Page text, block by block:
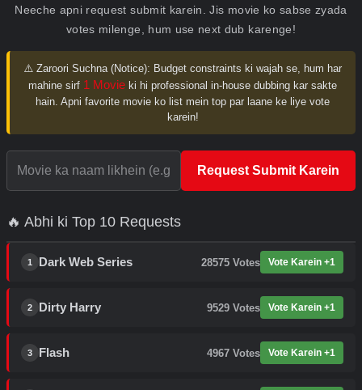
Neeche apni request submit karein. Jis movie ko sabse zyada
votes milenge, hum use next dub karenge!
⚠️ Zaroori Suchna (Notice): Budget constraints ki wajah se, hum har
mahine sirf 1 Movie ki hi professional in-house dubbing kar sakte
hain. Apni favorite movie ko list mein top par laane ke liye vote
karein!
Request Submit Karein
🔥 Abhi ki Top 10 Requests
1 Dark Web Series 28575 Votes Vote Karein +1
2 Dirty Harry 9529 Votes Vote Karein +1
3 Flash 4967 Votes Vote Karein +1